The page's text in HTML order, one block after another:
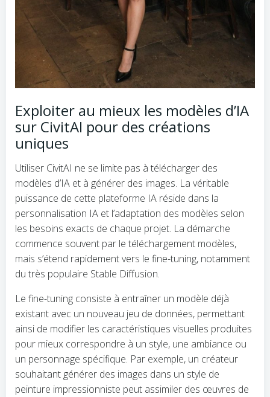
Exploiter au mieux les modèles d’IA
sur CivitAI pour des créations
uniques
Utiliser CivitAI ne se limite pas à télécharger des
modèles d’IA et à générer des images. La véritable
puissance de cette plateforme IA réside dans la
personnalisation IA et l’adaptation des modèles selon
les besoins exacts de chaque projet. La démarche
commence souvent par le téléchargement modèles,
mais s’étend rapidement vers le fine-tuning, notamment
du très populaire Stable Diffusion.
Le fine-tuning consiste à entraîner un modèle déjà
existant avec un nouveau jeu de données, permettant
ainsi de modifier les caractéristiques visuelles produites
pour mieux correspondre à un style, une ambiance ou
un personnage spécifique. Par exemple, un créateur
souhaitant générer des images dans un style de
peinture impressionniste peut assimiler des œuvres de